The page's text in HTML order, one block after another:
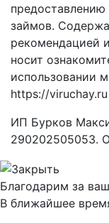
предоставлению
займов.
рекомендацией
носит
использовании
https://viruchay.ru
ИП Бурков
290202505053.
Благодарим за
В ближайшее